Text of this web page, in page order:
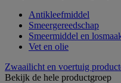
Antikleefmiddel
Smeergereedschap
Smeermiddel en
Vet en olie
Zwaailicht en voertuig
Bekijk de hele productgroep